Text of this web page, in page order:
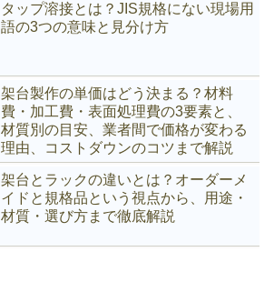
タップ溶接とは？JIS規格にない現場用
語の3つの意味と見分け方
架台製作の単価はどう決まる？材料
費・加工費・表面処理費の3要素と、
材質別の目安、業者間で価格が変わる
理由、コストダウンのコツまで解説
架台とラックの違いとは？オーダーメ
イドと規格品という視点から、用途・
材質・選び方まで徹底解説